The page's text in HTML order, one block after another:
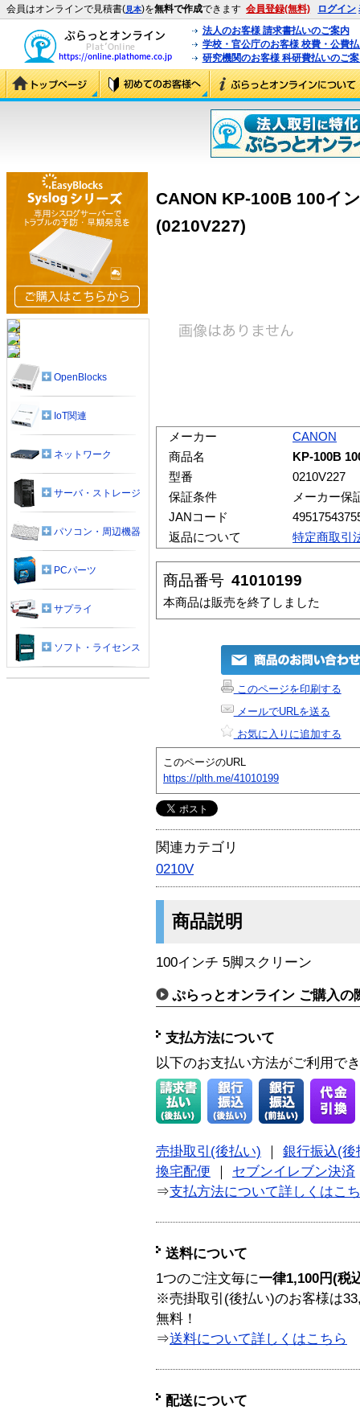
会員はオンラインで見積書(見本)を無料で作成できます 会員登録(無料) ログイン
法人のお客様 請求書払いのご案内
学校・官公庁のお客様 校費・公費
研究機関のお客様 科研費払いのご
CANON KP-100B 100イ
(0210V227)
メーカー
CANON
商品名
KP-100B
型番
0210V227
保証条件
メーカー保
JANコード
返品について
特定商取引
商品番号 41010199
本商品は販売を終了しました
このページを印刷する
メールでURLを送る
お気に入りに追加する
このページのURL
https://plth.me/41010199
関連カテゴリ
0210V
商品説明
100インチ 5脚スクリーン
ぷらっとオンライン ご購入の
支払方法について
以下のお支払い方法がご利用で
売掛取引(後払い)
銀行振込(後
換宅配便
セブンイレブン決済
⇒支払方法について詳しくはこ
送料について
1つのご注文毎に一律1,100円(税
※売掛取引(後払い)のお客様は
無料！
⇒送料について詳しくはこちら
配送について
OpenBlocks
IoT関連
ネットワーク
サーバ・ストレージ
パソコン・周辺機器
PCパーツ
サプライ
ソフト・ライセンス